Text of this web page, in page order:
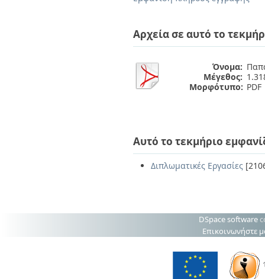
Αρχεία σε αυτό το
Όνομα:
Μέγεθος:
Μορφότυπο: PDF
Αυτό το τεκμήριο
Διπλωματικές Εργασίες
DSpace software
Επικοινωνήστε